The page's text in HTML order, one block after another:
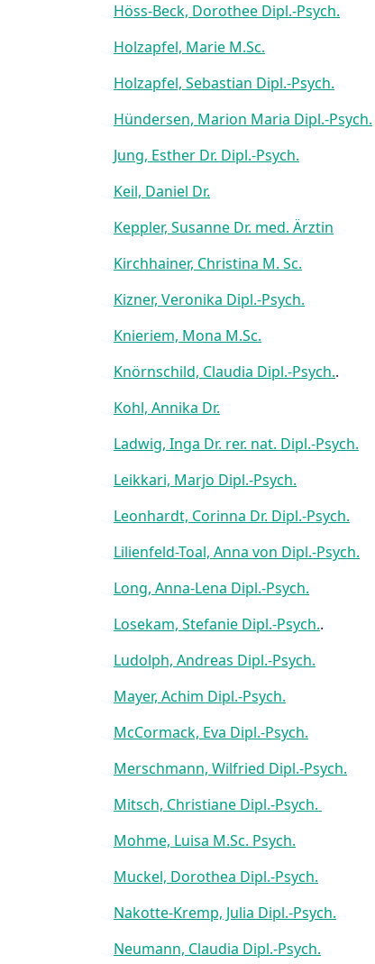
Höss-Beck, Dorothee Dipl.-Psych.
Holzapfel, Marie M.Sc.
Holzapfel, Sebastian Dipl.-Psych.
Hündersen, Marion Maria Dipl.-Psych.
Jung, Esther Dr. Dipl.-Psych.
Keil, Daniel Dr.
Keppler, Susanne Dr. med. Ärztin
Kirchhainer, Christina M. Sc.
Kizner, Veronika Dipl.-Psych.
Knieriem, Mona M.Sc.
Knörnschild, Claudia Dipl.-Psych..
Kohl, Annika Dr.
Ladwig, Inga Dr. rer. nat. Dipl.-Psych.
Leikkari, Marjo Dipl.-Psych.
Leonhardt, Corinna Dr. Dipl.-Psych.
Lilienfeld-Toal, Anna von Dipl.-Psych.
Long, Anna-Lena Dipl.-Psych.
Losekam, Stefanie Dipl.-Psych..
Ludolph, Andreas Dipl.-Psych.
Mayer, Achim Dipl.-Psych.
McCormack, Eva Dipl.-Psych.
Merschmann, Wilfried Dipl.-Psych.
Mitsch, Christiane Dipl.-Psych.
Mohme, Luisa M.Sc. Psych.
Muckel, Dorothea Dipl.-Psych.
Nakotte-Kremp, Julia Dipl.-Psych.
Neumann, Claudia Dipl.-Psych.